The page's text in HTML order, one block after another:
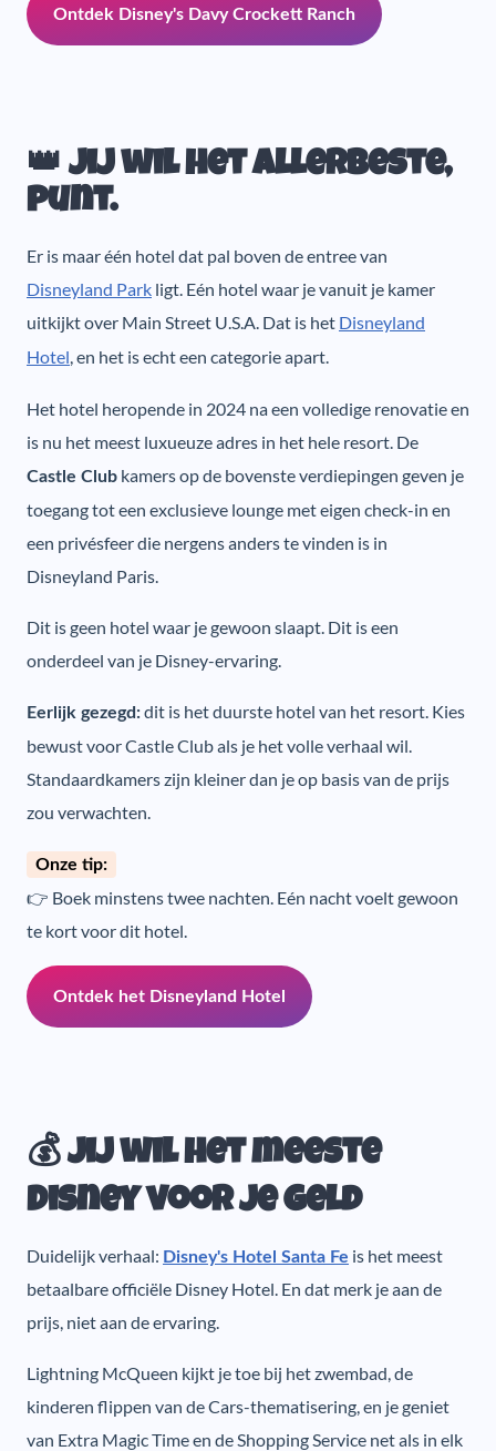
Ontdek Disney's Davy Crockett Ranch
👑 Jij wil het allerbeste,
punt.
Er is maar één hotel dat pal boven de entree van
Disneyland Park ligt. Eén hotel waar je vanuit je kamer
uitkijkt over Main Street U.S.A. Dat is het Disneyland
Hotel, en het is echt een categorie apart.
Het hotel heropende in 2024 na een volledige renovatie en
is nu het meest luxueuze adres in het hele resort. De
Castle Club kamers op de bovenste verdiepingen geven je
toegang tot een exclusieve lounge met eigen check-in en
een privésfeer die nergens anders te vinden is in
Disneyland Paris.
Dit is geen hotel waar je gewoon slaapt. Dit is een
onderdeel van je Disney-ervaring.
Eerlijk gezegd:dit is het duurste hotel van het resort. Kies
bewust voor Castle Club als je het volle verhaal wil.
Standaardkamers zijn kleiner dan je op basis van de prijs
zou verwachten.
Onze tip:
👉 Boek minstens twee nachten. Eén nacht voelt gewoon
te kort voor dit hotel.
Ontdek het Disneyland Hotel
💰 Jij wil het meeste
Disney voor je geld
Duidelijk verhaal: Disney's Hotel Santa Fe is het meest
betaalbare officiële Disney Hotel. En dat merk je aan de
prijs, niet aan de ervaring.
Lightning McQueen kijkt je toe bij het zwembad, de
kinderen flippen van de Cars-thematisering, en je geniet
van Extra Magic Time en de Shopping Service net als in elk